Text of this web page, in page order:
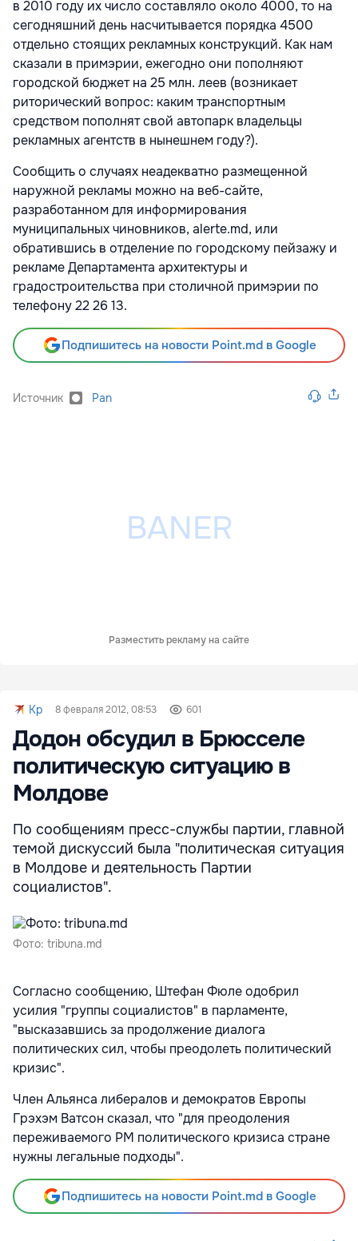
в 2010 году их число составляло около 4000, то на
сегодняшний день насчитывается порядка 4500
отдельно стоящих рекламных конструкций. Как нам
сказали в примэрии, ежегодно они пополняют
городской бюджет на 25 млн. леев (возникает
риторический вопрос: каким транспортным
средством пополнят свой автопарк владельцы
рекламных агентств в нынешнем году?).
Сообщить о случаях неадекватно размещенной
наружной рекламы можно на веб-сайте,
разработанном для информирования
муниципальных чиновников, alerte.md, или
обратившись в отделение по городскому пейзажу и
рекламе Департамента архитектуры и
градостроительства при столичной примэрии по
телефону 22 26 13.
Подпишитесь на новости Point.md в Google
Источник Pan
Разместить рекламу на сайте
Kp 8 февраля 2012, 08:53 601
Додон обсудил в Брюсселе
политическую ситуацию в
Молдове
По сообщениям пресс-службы партии, главной
темой дискуссий была "политическая ситуация
в Молдове и деятельность Партии
социалистов".
Фото: tribuna.md
Согласно сообщению, Штефан Фюле одобрил
усилия "группы социалистов" в парламенте,
"высказавшись за продолжение диалога
политических сил, чтобы преодолеть политический
кризис".
Член Альянса либералов и демократов Европы
Грэхэм Ватсон сказал, что "для преодоления
переживаемого РМ политического кризиса стране
нужны легальные подходы".
Подпишитесь на новости Point.md в Google